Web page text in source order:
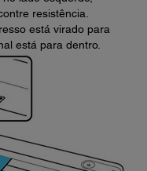
resistência.
está virado para
está para dentro.